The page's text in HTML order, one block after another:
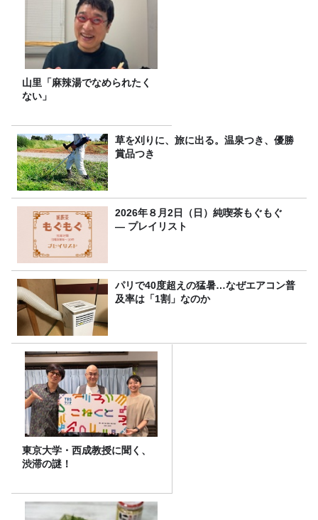
山里「麻辣湯でなめられたく
ない」
草を刈りに、旅に出る。温泉つき、優勝
賞品つき
2026年８月2日（日）純喫茶もぐもぐ
― プレイリスト
パリで40度超えの猛暑…なぜエアコン普
及率は「1割」なのか
東京大学・西成教授に聞く、
渋滞の謎！